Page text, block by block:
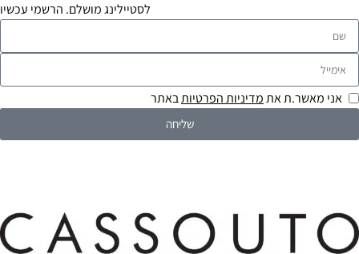
לסטיילינג מושלם. הרשמי עכשיו
אני מאשר.ת אתמדיניות הפרטיותבאתר
שליחה